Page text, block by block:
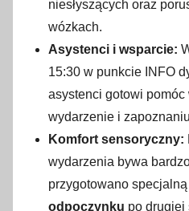
niesłyszących oraz
wózkach.
Asystenci i wsparcie:
15:30 w punkcie INFO
asystenci gotowi pomóc
wydarzenie i
Komfort sensoryczny:
wydarzenia bywa
przygotowano specjalną
odpoczynku po drugiej